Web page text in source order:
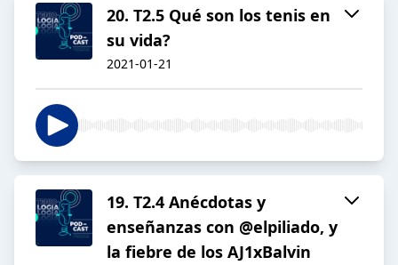
20. T2.5 Qué son los tenis en
su vida?
2021-01-21
19. T2.4 Anécdotas y
enseñanzas con @elpiliado, y
la fiebre de los AJ1xBalvin